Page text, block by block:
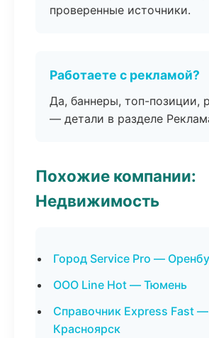
проверенные источники.
Работаете с рекламой?
Да, баннеры, топ-позиции,
— детали в разделе
Похожие компании:
Недвижимость
Город Service Pro —
ООО Line Hot — Тюмень
Справочник Express Fast —
Красноярск